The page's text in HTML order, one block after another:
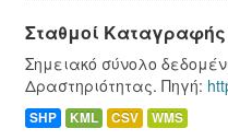
Σταθμοί Καταγραφής
Σημειακό σύνολο
Δραστηριότητας. Πηγή:
SHP KML CSV WMS